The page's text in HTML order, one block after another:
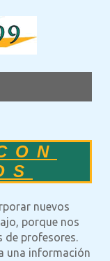
nuevos
porque nos
de profesores.
una información